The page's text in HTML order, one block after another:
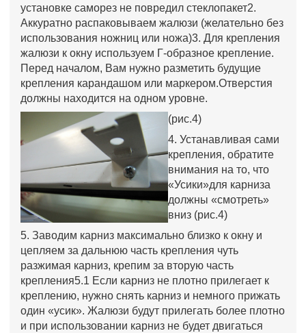
установке саморез не повредил стеклопакет2.
Аккуратно распаковываем жалюзи (желательно без
использования ножниц или ножа)3. Для крепления
жалюзи к окну используем Г-образное крепление.
Перед началом, Вам нужно разметить будущие
крепления карандашом или маркером.Отверстия
должны находится на одном уровне.
(рис.4)
4. Устанавливая сами
крепления, обратите
внимания на то, что
«Усики»для карниза
должны «смотреть»
вниз (рис.4)
5. Заводим карниз максимально близко к окну и
цепляем за дальнюю часть крепления чуть
разжимая карниз, крепим за вторую часть
крепления5.1 Если карниз не плотно прилегает к
креплению, нужно снять карниз и немного прижать
один «усик». Жалюзи будут прилегать более плотно
и при использовании карниз не будет двигаться